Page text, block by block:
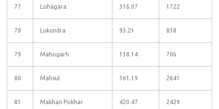
77 Lohagara 316.07 1722
78 Lukundra 93.21 838
79 Mahogarh 138.14 706
80 Mahsul 361.19 2641
81 Makhan Pokhar 420.47 2429